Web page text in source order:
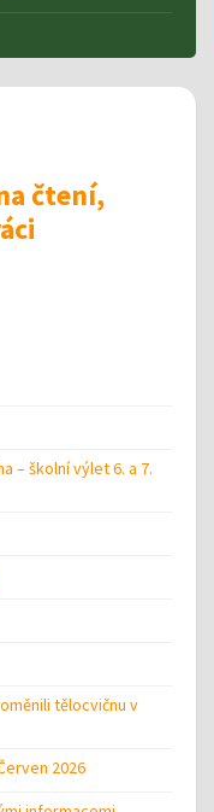
čtení,
– školní výlet 6. a 7.
tělocvičnu v
2026